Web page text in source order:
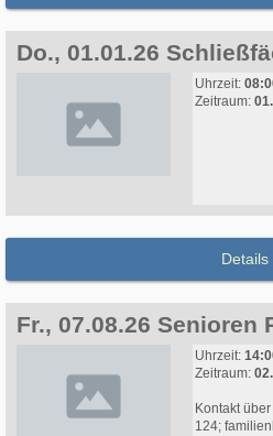
Do., 01.01.26
Uhrzeit:
Zeitraum:
Details
Fr., 07.08.26 Senioren
Uhrzeit:
Zeitraum:
Kontakt
124;